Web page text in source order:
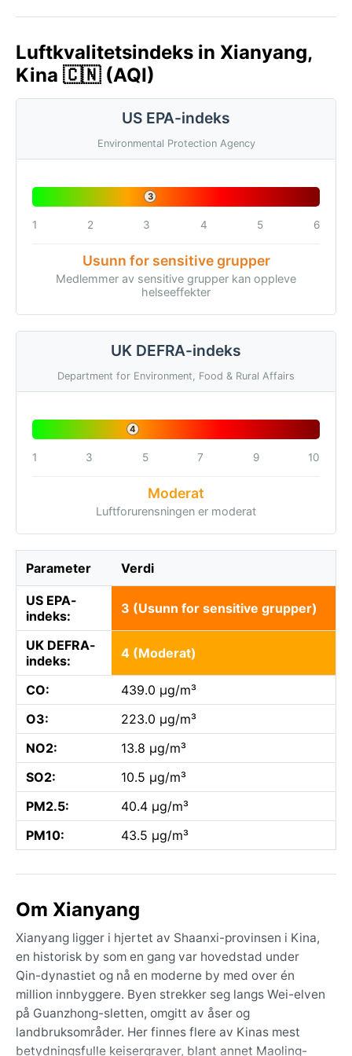
Luftkvalitetsindeks in Xianyang,
Kina 🇨🇳 (AQI)
US EPA-indeks
Environmental Protection Agency
3
1 2 3 4 5 6
Usunn for sensitive grupper
Medlemmer av sensitive grupper kan oppleve
helseeffekter
UK DEFRA-indeks
Department for Environment, Food & Rural Affairs
4
1 3 5 7 9 10
Moderat
Luftforurensningen er moderat
Parameter Verdi
US EPA-
indeks:
3 (Usunn for sensitive grupper)
UK DEFRA-
indeks:
4 (Moderat)
CO:
439.0 µg/m³
O3:
223.0 µg/m³
NO2:
13.8 µg/m³
SO2:
10.5 µg/m³
PM2.5:
40.4 µg/m³
PM10:
43.5 µg/m³
Om Xianyang
Xianyang ligger i hjertet av Shaanxi-provinsen i Kina,
en historisk by som en gang var hovedstad under
Qin-dynastiet og nå en moderne by med over én
million innbyggere. Byen strekker seg langs Wei-elven
på Guanzhong-sletten, omgitt av åser og
landbruksområder. Her finnes flere av Kinas mest
betydningsfulle keisergraver, blant annet Maoling-